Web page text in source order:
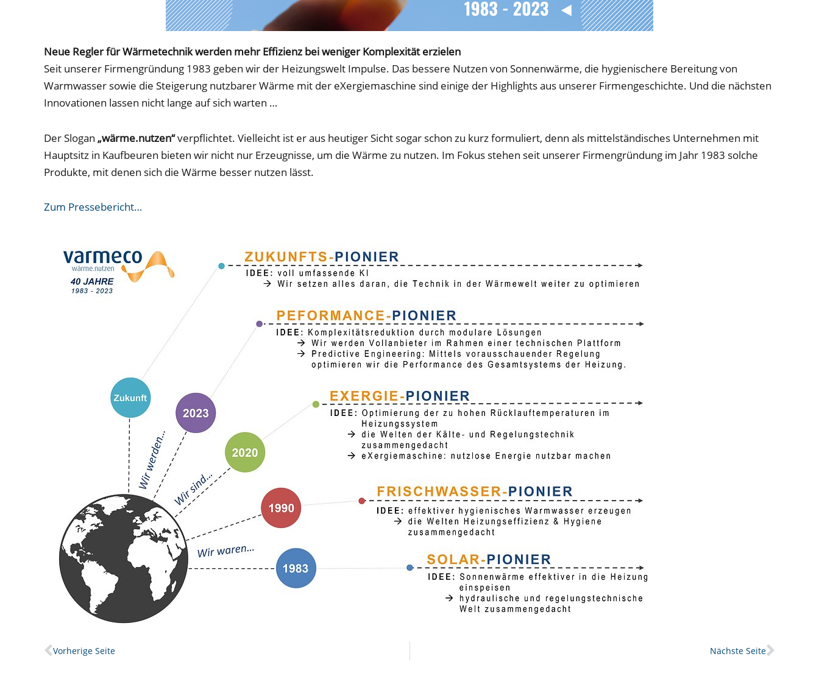
Neue Regler für Wärmetechnik werden mehr Effizienz bei weniger Komplexität erzielen
Seit unserer Firmengründung 1983 geben wir der Heizungswelt Impulse. Das bessere Nutzen von Sonnenwärme, die hygienischere Bereitung von
Warmwasser sowie die Steigerung nutzbarer Wärme mit der eXergiemaschine sind einige der Highlights aus unserer Firmengeschichte. Und die nächsten
Innovationen lassen nicht lange auf sich warten …
Der Slogan „wärme.nutzen“verpflichtet. Vielleicht ist er aus heutiger Sicht sogar schon zu kurz formuliert, denn als mittelständisches Unternehmen mit
Hauptsitz in Kaufbeuren bieten wir nicht nur Erzeugnisse, um die Wärme zu nutzen. Im Fokus stehen seit unserer Firmengründung im Jahr 1983 solche
Produkte, mit denen sich die Wärme besser nutzen lässt.
Zum Pressebericht…
Prev
Vorherige Seite Nächste Seite